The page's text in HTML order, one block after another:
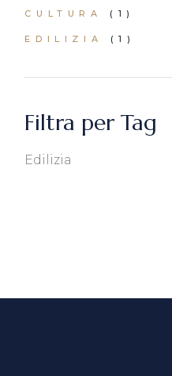
CULTURA (1)
EDILIZIA (1)
Filtra per Tag
Edilizia